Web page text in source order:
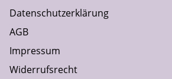
Datenschutzerklärung
AGB
Impressum
Widerrufsrecht